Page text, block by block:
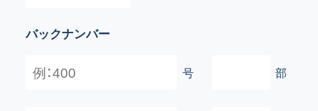
バックナンバー
号 部